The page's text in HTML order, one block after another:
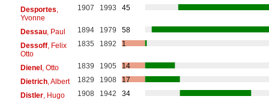
Desportes
Yvonne
1907 1993 45
Dessau, Paul 1894 1979
58
Dessoff, Felix
Otto
1835 1892 1
Dienel, Otto 1839 1905
14
Dietrich, Albert 1829 1908
17
Distler, Hugo 1908 1942
34